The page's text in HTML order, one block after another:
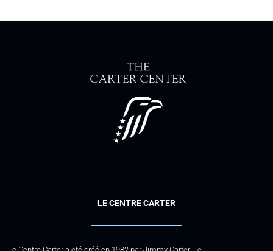
LE CENTRE CARTER